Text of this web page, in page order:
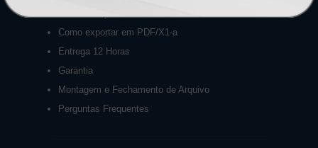
Como exportar em PDF/X1-a
Entrega 12 Horas
Garantia
Montagem e Fechamento de Arquivo
Perguntas Frequentes